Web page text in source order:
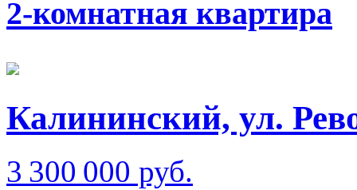
2-комнатная квартира
Калининский, ул.
3 300 000 руб.